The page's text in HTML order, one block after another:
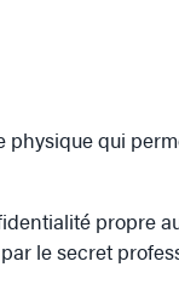
qui
propre
le secret